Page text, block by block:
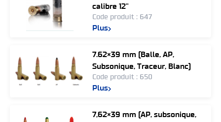
calibre 12"
Code produit : 647
Plus
7.62×39 mm (Balle, AP,
Subsonique, Traceur, Blanc)
Code produit : 650
Plus
7,62×39 mm (AP, subsonique,